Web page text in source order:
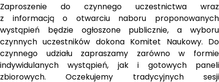
Zaproszenie do czynnego uczestnictwa wraz
z informacją o otwarciu naboru proponowanych
wystąpień będzie ogłoszone publicznie, a wyboru
czynnych uczestników dokona Komitet Naukowy. Do
czynnego udziału zapraszamy zarówno w formie
indywidulanych wystąpień, jak i gotowych paneli
zbiorowych. Oczekujemy tradycyjnych sesji